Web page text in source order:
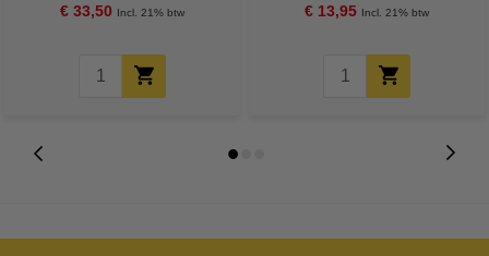
€ 33,50 Incl. 21% btw € 13,95 Incl. 21% btw